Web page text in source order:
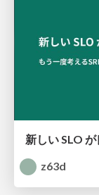
新しい SLO
z63d